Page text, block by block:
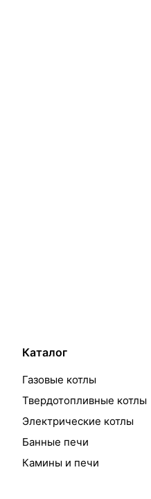
Каталог
Газовые котлы
Твердотопливные котлы
Электрические котлы
Банные печи
Камины и печи